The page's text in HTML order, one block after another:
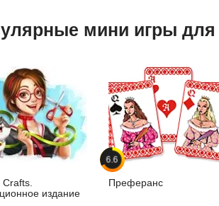
мини игры
Crafts.
издание
6.6
Преферанс